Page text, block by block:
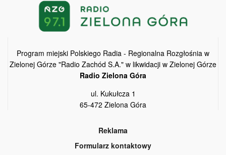
Program miejski Polskiego Radia - Regionalna Rozgłośnia w
Zielonej Górze "Radio Zachód S.A." w likwidacji w Zielonej Górze
Radio Zielona Góra
ul. Kukułcza 1
65-472 Zielona Góra
Reklama
Formularz kontaktowy